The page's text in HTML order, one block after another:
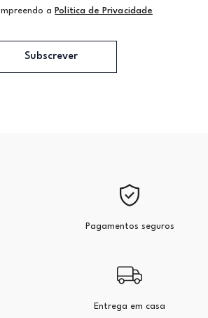
a Politica de Privacidade
Subscrever
Pagamentos seguros
Entrega em casa